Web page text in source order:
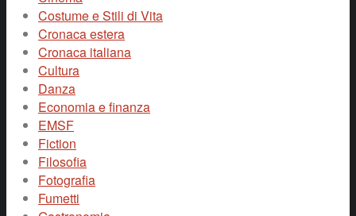
Costume e Stili di Vita
Cronaca estera
Cronaca italiana
Cultura
Danza
Economia e finanza
EMSF
Fiction
Filosofia
Fotografia
Fumetti